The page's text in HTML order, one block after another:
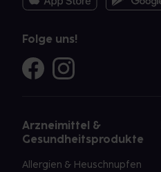
Folge uns!
Arzneimittel &
Gesundheitsprodukte
Allergien & Heuschnupfen